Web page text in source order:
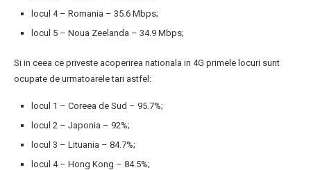
locul 4 – Romania – 35.6 Mbps;
locul 5 – Noua Zeelanda – 34.9 Mbps;
Si in ceea ce priveste acoperirea nationala in 4G primele locuri sunt
ocupate de urmatoarele tari astfel:
locul 1 – Coreea de Sud – 95.7%;
locul 2 – Japonia – 92%;
locul 3 – Lituania – 84.7%;
locul 4 – Hong Kong – 84.5%;